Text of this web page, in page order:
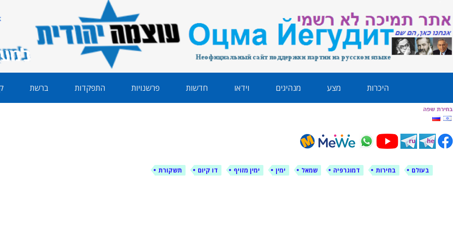
לימין עוצמה יהודית
היכרות מצע מנהיגים וידאו חדשות פרשנויות התפקדות ברשת
בעולם בחירות דמוגרפיה שמאל ימין ימין מזויף דו קיום תשקורת